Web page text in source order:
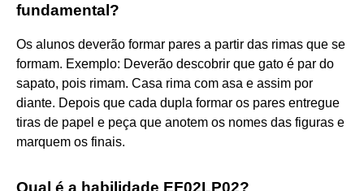
fundamental?
Os alunos deverão formar pares a partir das rimas que se
formam. Exemplo: Deverão descobrir que gato é par do
sapato, pois rimam. Casa rima com asa e assim por
diante. Depois que cada dupla formar os pares entregue
tiras de papel e peça que anotem os nomes das figuras e
marquem os finais.
Qual é a habilidade EF02LP02?